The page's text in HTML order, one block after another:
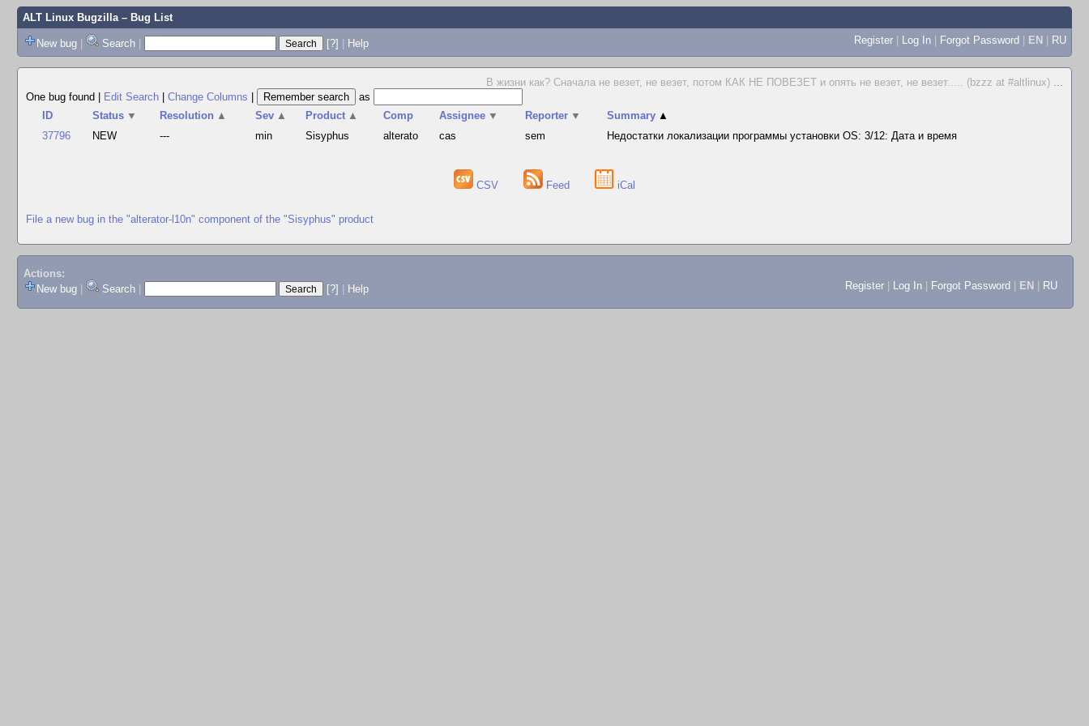
ALT Linux Bugzilla– Bug List
New bug | Search | [?] | Help Register | Log In | Forgot Password | EN | RU
В жизни как? Сначала не везет, не везет, потом КАК НЕ ПОВЕЗЕТ и опять не везет, не везет..... (bzzz at #altlinux) ...
One bug found
Edit Search Change Columns
as
ID
Status ▼ Resolution ▲ Sev ▲ Product ▲ Comp Assignee ▼ Reporter ▼ Summary ▲
37796
NEW --- min Sisyphus alterato cas sem Недостатки локализации программы установки OS: 3/12: Дата и время
CSV Feed iCal
File a new bug in the "alterator-l10n" component of the "Sisyphus" product
Actions:
New bug
Search [?] Help Register Log In Forgot Password EN RU